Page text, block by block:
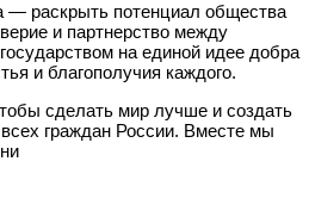
— раскрыть потенциал общества
и партнерство между
на единой идее добра
и благополучия каждого.
сделать мир лучше и создать
граждан России. Вместе мы